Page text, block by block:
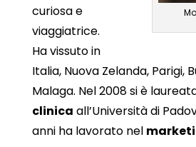
curiosa e
viaggiatrice.
Ha vissuto in
Italia, Nuova Zelanda, Parigi,
Malaga. Nel 2008 si è
clinica all’Università di
anni ha lavorato nel